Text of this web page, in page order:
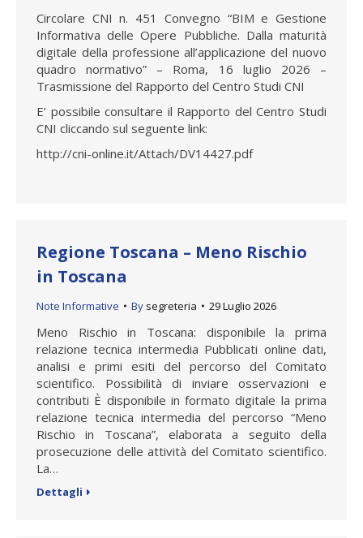
Circolare CNI n. 451 Convegno “BIM e Gestione
Informativa delle Opere Pubbliche. Dalla maturità
digitale della professione all’applicazione del nuovo
quadro normativo” – Roma, 16 luglio 2026 –
Trasmissione del Rapporto del Centro Studi CNI
E’ possibile consultare il Rapporto del Centro Studi
CNI cliccando sul seguente link:
http://cni-online.it/Attach/DV14427.pdf
Regione Toscana – Meno Rischio
in Toscana
Note Informative By segreteria 29 Luglio 2026
Meno Rischio in Toscana: disponibile la prima
relazione tecnica intermedia Pubblicati online dati,
analisi e primi esiti del percorso del Comitato
scientifico. Possibilità di inviare osservazioni e
contributi È disponibile in formato digitale la prima
relazione tecnica intermedia del percorso “Meno
Rischio in Toscana”, elaborata a seguito della
prosecuzione delle attività del Comitato scientifico.
La…
Dettagli